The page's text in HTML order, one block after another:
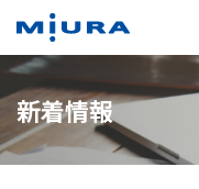
新着情報